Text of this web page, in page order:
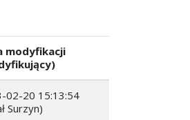
modyfikacji
02-20 15:13:54
Surzyn)